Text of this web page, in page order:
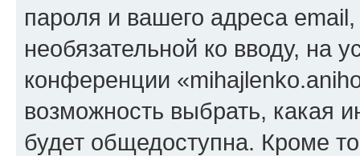
пароля и вашего адреса
необязательной ко вводу, на
конференции
возможность выбрать, какая
будет общедоступна. Кроме